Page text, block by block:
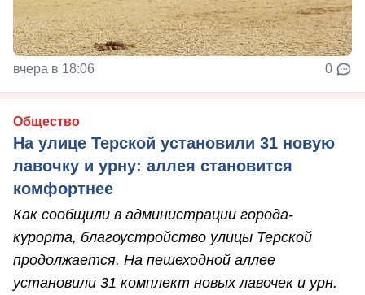
вчера в 18:06 0
Общество
На улице Терской установили 31 новую
лавочку и урну: аллея становится
комфортнее
Как сообщили в администрации города-
курорта, благоустройство улицы Терской
продолжается. На пешеходной аллее
установили 31 комплект новых лавочек и урн.